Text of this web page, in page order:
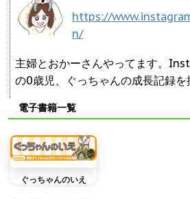
https://
n/
主婦とおかーさんやってます。
の0歳児、ぐっちゃんの成長記録を
電子書籍一覧
ぐっちゃんのいえ